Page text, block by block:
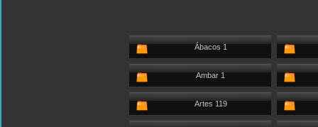
Ábacos 1
Ambar 1
Artes 119